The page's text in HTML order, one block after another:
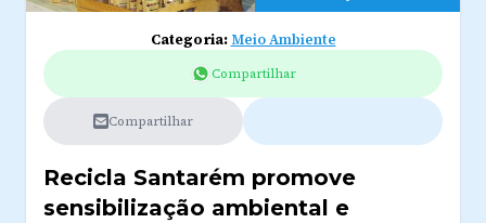
Categoria:Meio Ambiente
Compartilhar
Compartilhar
Recicla Santarém promove
sensibilização ambiental e